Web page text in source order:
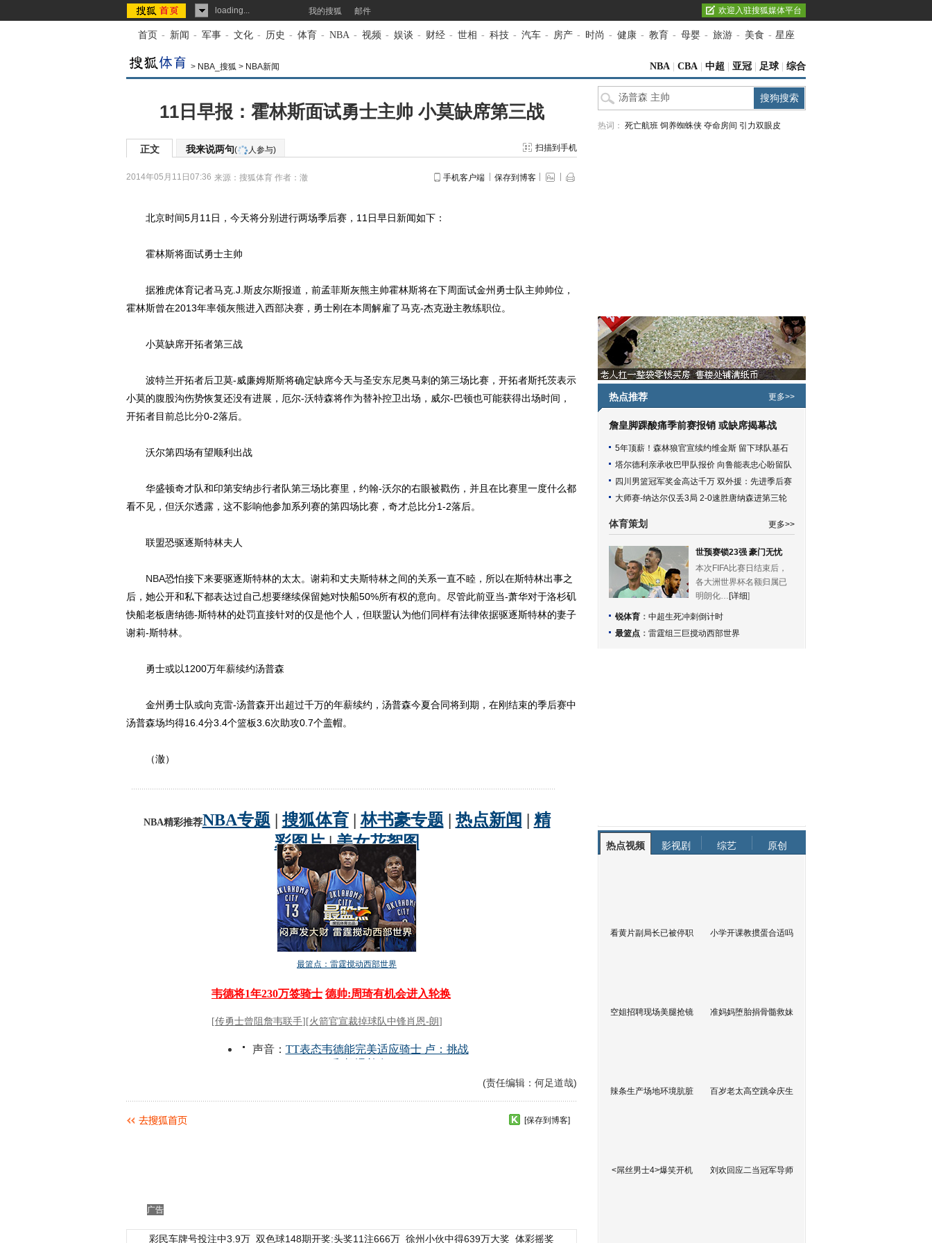
loading... 我的搜狐 邮件 欢迎入驻搜狐媒体平台
首页 - 新闻 - 军事 - 文化 - 历史 - 体育 - NBA - 视频 - 娱谈 - 财经 - 世相 - 科技 - 汽车 - 房产 - 时尚 - 健康 - 教育 - 母婴 - 旅游 - 美食 - 星座
> NBA_搜狐 > NBA新闻 NBA CBA 中超 亚冠 足球 综合
11日早报：霍林斯面试勇士主帅 小莫缺席第三战
正文 我来说两句( 人参与) 扫描到手机
2014年05月11日07:36 来源： 搜狐体育 作者：澈 手机客户端 保存到博客
北京时间5月11日，今天将分别进行两场季后赛，11日早日新闻如下：
霍林斯将面试勇士主帅
据雅虎体育记者马克.J.斯皮尔斯报道，前孟菲斯灰熊主帅霍林斯将在下周面试金州勇士队主帅帅位，
霍林斯曾在2013年率领灰熊进入西部决赛，勇士刚在本周解雇了马克-杰克逊主教练职位。
小莫缺席开拓者第三战
波特兰开拓者后卫莫-威廉姆斯斯将确定缺席今天与圣安东尼奥马刺的第三场比赛，开拓者斯托茨表示
小莫的腹股沟伤势恢复还没有进展，厄尔-沃特森将作为替补控卫出场，威尔-巴顿也可能获得出场时间，
开拓者目前总比分0-2落后。
沃尔第四场有望顺利出战
华盛顿奇才队和印第安纳步行者队第三场比赛里，约翰-沃尔的右眼被戳伤，并且在比赛里一度什么都
看不见，但沃尔透露，这不影响他参加系列赛的第四场比赛，奇才总比分1-2落后。
联盟恐驱逐斯特林夫人
NBA恐怕接下来要驱逐斯特林的太太。谢莉和丈夫斯特林之间的关系一直不睦，所以在斯特林出事之
后，她公开和私下都表达过自己想要继续保留她对快船50%所有权的意向。尽管此前亚当-萧华对于洛杉矶
快船老板唐纳德-斯特林的处罚直接针对的仅是他个人，但联盟认为他们同样有法律依据驱逐斯特林的妻子
谢莉-斯特林。
勇士或以1200万年薪续约汤普森
金州勇士队或向克雷-汤普森开出超过千万的年薪续约，汤普森今夏合同将到期，在刚结束的季后赛中
汤普森场均得16.4分3.4个篮板3.6次助攻0.7个盖帽。
（澈）
(责任编辑：何足道哉)
[保存到博客]
广告
彩民车牌号投注中3.9万 双色球148期开奖:头奖11注666万 徐州小伙中得639万大奖 体彩摇奖
热词： 死亡航班 饲养蜘蛛侠 夺命房间 引力双眼皮
热点推荐 更多>>
詹皇脚踝酸痛季前赛报销 或缺席揭幕战
5年顶薪！森林狼官宣续约维金斯 留下球队基石
塔尔德利亲承收巴甲队报价 向鲁能表忠心盼留队
四川男篮冠军奖金高达千万 双外援：先进季后赛
大师赛-纳达尔仅丢3局 2-0速胜唐纳森进第三轮
体育策划 更多>>
世预赛锁23强 豪门无忧
本次FIFA比赛日结束后，
各大洲世界杯名额归属已
明朗化… [详细]
锐体育 ： 中超生死冲刺倒计时
最篮点 ： 雷霆组三巨搅动西部世界
热点视频 影视剧 综艺 原创
看黄片副局长已被停职 小学开课教掼蛋合适吗
空姐招聘现场美腿抢镜 准妈妈堕胎捐骨髓救妹
辣条生产场地环境肮脏 百岁老太高空跳伞庆生
<屌丝男士4>爆笑开机 刘欢回应二当冠军导师